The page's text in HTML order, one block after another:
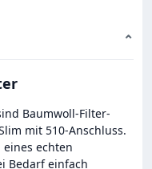
⌄
Baumwoll-Filter-
mit 510-Anschluss.
echten
Bedarf einfach